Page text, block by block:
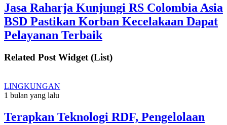
Jasa Raharja Kunjungi RS Colombia Asia
BSD Pastikan Korban Kecelakaan Dapat
Pelayanan Terbaik
Related Post Widget (List)
LINGKUNGAN
1 bulan yang lalu
Terapkan Teknologi RDF, Pengelolaan